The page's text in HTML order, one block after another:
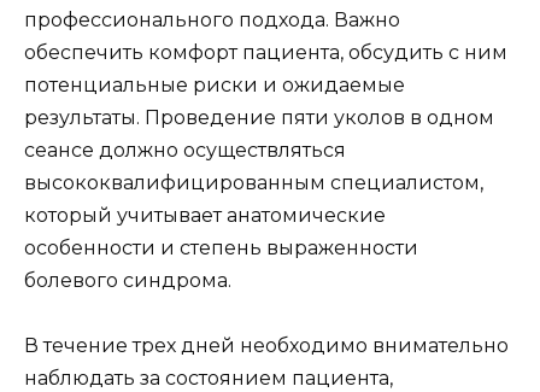
профессионального подхода. Важно
обеспечить комфорт пациента, обсудить с ним
потенциальные риски и ожидаемые
результаты. Проведение пяти уколов в одном
сеансе должно осуществляться
высококвалифицированным специалистом,
который учитывает анатомические
особенности и степень выраженности
болевого синдрома.
В течение трех дней необходимо внимательно
наблюдать за состоянием пациента,